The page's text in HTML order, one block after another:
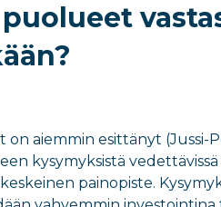
on aiemmin esittänyt (Jussi-
kysymyksistä
painopiste.